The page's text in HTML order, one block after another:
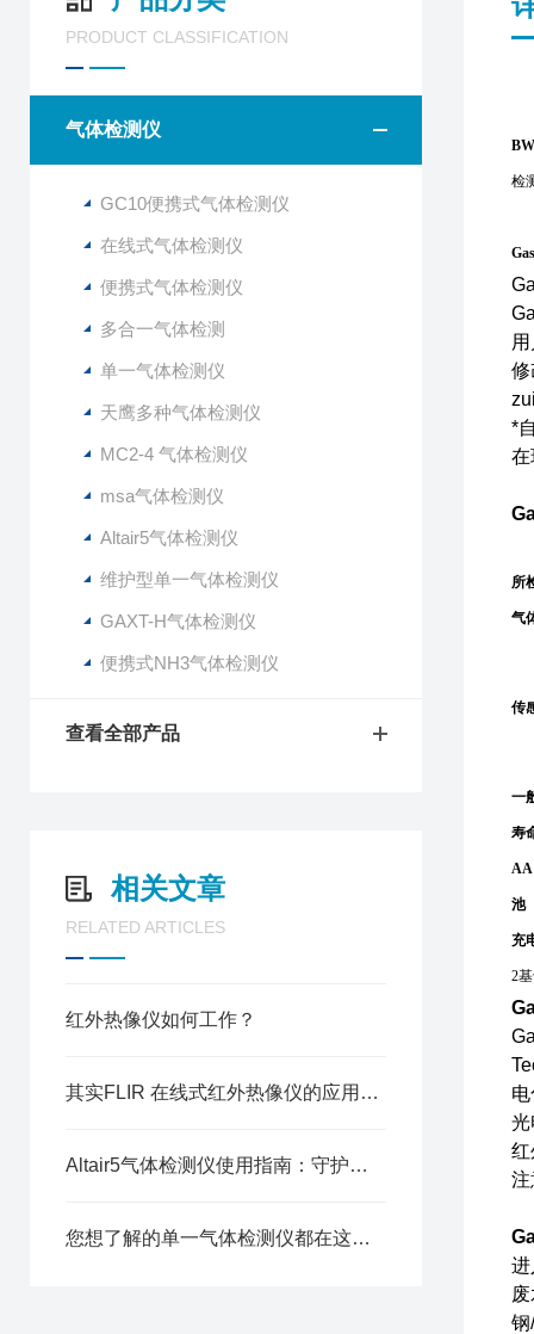
PRODUCT CLASSIFICATION
气体检测仪
GC10便携式气体检测仪
在线式气体检测仪
便携式气体检测仪
多合一气体检测
单一气体检测仪
天鹰多种气体检测仪
MC2-4 气体检测仪
msa气体检测仪
Altair5气体检测仪
维护型单一气体检测仪
GAXT-H气体检测仪
便携式NH3气体检测仪
查看全部产品
相关文章
RELATED ARTICLES
红外热像仪如何工作？
其实FLIR 在线式红外热像仪的应用领域还是很广泛的哦
Altair5气体检测仪使用指南：守护安全，精准检测
您想了解的单一气体检测仪都在这里了
检
修
*
在
所
气
传
一
寿
AA
池
充
2
光
红
注
进
钢